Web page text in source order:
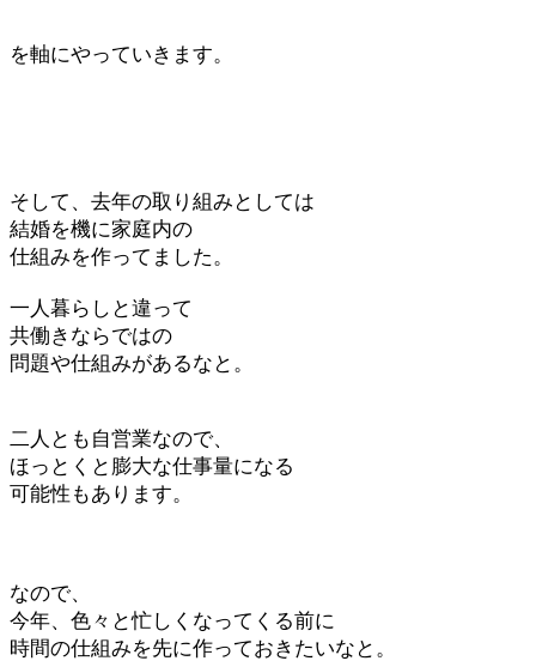
を軸にやっていきます。
そして、去年の取り組みとしては
結婚を機に家庭内の
仕組みを作ってました。
一人暮らしと違って
共働きならではの
問題や仕組みがあるなと。
二人とも自営業なので、
ほっとくと膨大な仕事量になる
可能性もあります。
なので、
今年、色々と忙しくなってくる前に
時間の仕組みを先に作っておきたいなと。